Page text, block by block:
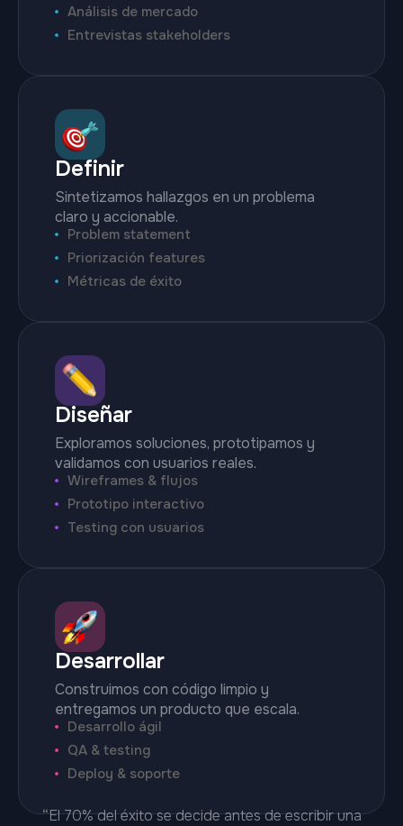
Análisis de mercado
Entrevistas stakeholders
Definir
Sintetizamos hallazgos en un problema
claro y accionable.
Problem statement
Priorización features
Métricas de éxito
Diseñar
Exploramos soluciones, prototipamos y
validamos con usuarios reales.
Wireframes & flujos
Prototipo interactivo
Testing con usuarios
Desarrollar
Construimos con código limpio y
entregamos un producto que escala.
Desarrollo ágil
QA & testing
Deploy & soporte
“El 70% del éxito se decide antes de escribir una